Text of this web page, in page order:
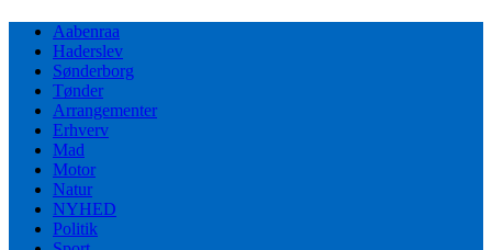
Aabenraa
Haderslev
Sønderborg
Tønder
Arrangementer
Erhverv
Mad
Motor
Natur
NYHED
Politik